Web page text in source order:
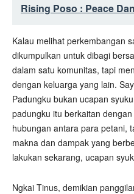
Rising Poso : Peace
Kalau melihat perkembangan
dikumpulkan untuk dibagi
dalam satu komunitas, tapi
dengan keluarga yang lain.
Padungku bukan ucapan
padungku itu berkaitan
hubungan antara para petani,
makna dan dampak yang
lakukan sekarang, ucapan
Ngkai Tinus, demikian